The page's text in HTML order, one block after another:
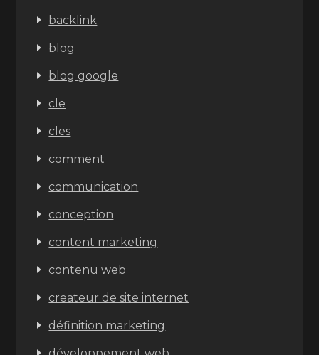
backlink
blog
blog google
cle
cles
comment
communication
conception
content marketing
contenu web
createur de site internet
définition marketing